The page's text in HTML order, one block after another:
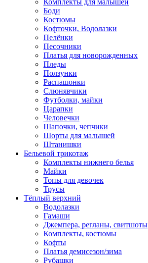
Боди
Костюмы
Кофточки, Водолазки
Пелёнки
Песочники
Платья для новорожденных
Пледы
Ползунки
Распашонки
Слюнявчики
Футболки, майки
Царапки
Человечки
Шапочки, чепчики
Шорты для малышей
Штанишки
Бельевой трикотаж
Комплекты нижнего белья
Майки
Топы для девочек
Трусы
Тёплый верхний
Водолазки
Гамаши
Джемпера, регланы, свитшоты
Комплекты, костюмы
Кофты
Платья демисезон/зима
Рубашки